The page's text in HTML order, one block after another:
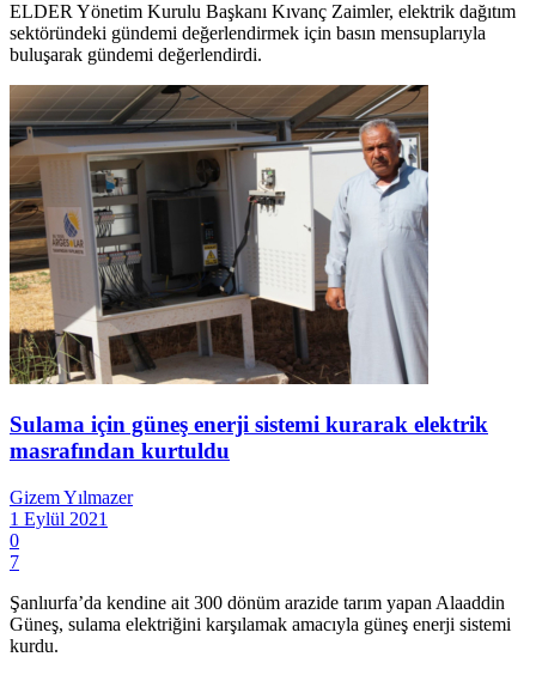
ELDER Yönetim Kurulu Başkanı Kıvanç Zaimler, elektrik dağıtım
sektöründeki gündemi değerlendirmek için basın mensuplarıyla
buluşarak gündemi değerlendirdi.
Sulama için güneş enerji sistemi kurarak elektrik
masrafından kurtuldu
Gizem Yılmazer
1 Eylül 2021
0
7
Şanlıurfa’da kendine ait 300 dönüm arazide tarım yapan Alaaddin
Güneş, sulama elektriğini karşılamak amacıyla güneş enerji sistemi
kurdu.